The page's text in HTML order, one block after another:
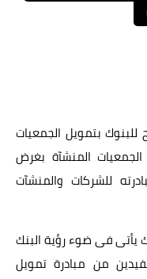
للبنوك بتمويل الجمعيات
الجمعيات المنشآة بغرض
للشركات والمنشآت
يأتى فى ضوء رؤية البنك
من مبادرة تمويل